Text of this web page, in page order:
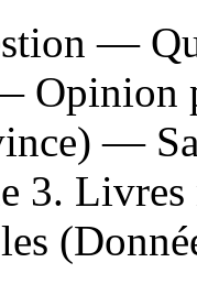
—
Opinion
—
3. Livres